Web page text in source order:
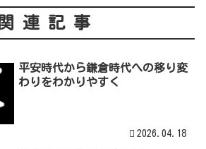
関連記事
平安時代から鎌倉時代への移り変
わりをわかりやすく
2026.04.18